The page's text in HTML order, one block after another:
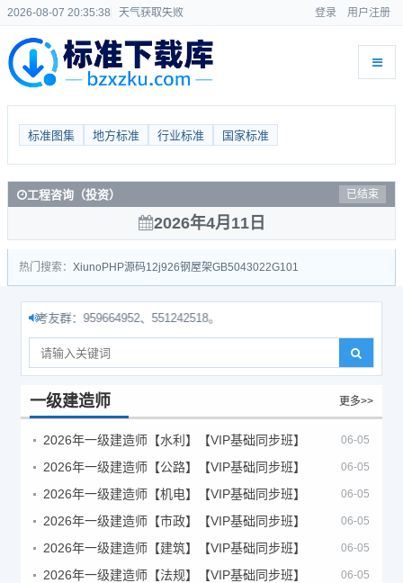
2026-08-07 20:35:39 天气获取失败 登录 用户注册
标准图集 地方标准 行业标准 国家标准
工程咨询（投资） 已结束
2026年4月11日
热门搜索： Xiuno PHP源码12j926钢屋架GB5043022G101
考友群：959664952、551242518。
一级建造师 更多>>
2026年一级建造师【水利】【VIP基础同步班】 06-05
2026年一级建造师【公路】【VIP基础同步班】 06-05
2026年一级建造师【机电】【VIP基础同步班】 06-05
2026年一级建造师【市政】【VIP基础同步班】 06-05
2026年一级建造师【建筑】【VIP基础同步班】 06-05
2026年一级建造师【法规】【VIP基础同步班】 06-05